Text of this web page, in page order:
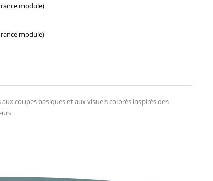
module)
module)
coupes basiques et aux visuels colorés inspirés des